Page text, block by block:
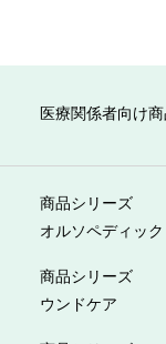
医療関係者向け
商品シリーズ
オルソペディッ
商品シリーズ
ウンドケア